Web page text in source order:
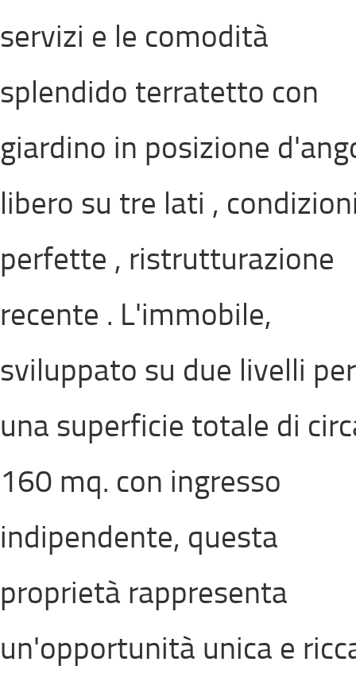
servizi e le comodità
splendido terratetto con
giardino in posizione
libero su tre lati ,
perfette , ristrutturazione
recente . L'immobile,
sviluppato su due livelli per
una superficie totale di
160 mq. con ingresso
indipendente, questa
proprietà rappresenta
un'opportunità unica e